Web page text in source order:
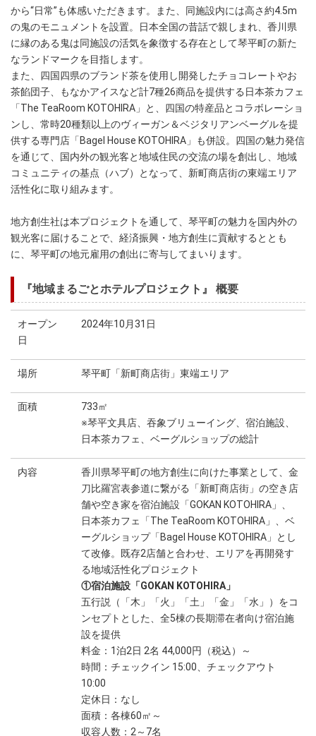
から“日常”も体感いただきます。また、同施設内には高さ約4.5m
の鬼のモニュメントを設置。日本全国の昔話で親しまれ、香川県
に縁のある鬼は同施設の活気を象徴する存在として琴平町の新た
なランドマークを目指します。
また、四国四県のブランド茶を使用し開発したチョコレートやお
茶餡団子、もなかアイスなど計7種26商品を提供する日本茶カフェ
「The TeaRoom KOTOHIRA」と、四国の特産品とコラボレーショ
ンし、常時20種類以上のヴィーガン＆ベジタリアンベーグルを提
供する専門店「Bagel House KOTOHIRA」も併設。四国の魅力発信
を通じて、国内外の観光客と地域住民の交流の場を創出し、地域
コミュニティの基点（ハブ）となって、新町商店街の東端エリア
活性化に取り組みます。
地方創生社は本プロジェクトを通して、琴平町の魅力を国内外の
観光客に届けることで、経済振興・地方創生に貢献するととも
に、琴平町の地元雇用の創出に寄与してまいります。
『地域まるごとホテルプロジェクト』 概要
オープン
日
2024年10月31日
場所 琴平町「新町商店街」東端エリア
面積
733㎡
※琴平文具店、吞象ブリューイング、宿泊施設、
日本茶カフェ、ベーグルショップの総計
内容
香川県琴平町の地方創生に向けた事業として、金
刀比羅宮表参道に繋がる「新町商店街」の空き店
舗や空き家を宿泊施設「GOKAN KOTOHIRA」、
日本茶カフェ「The TeaRoom KOTOHIRA」、ベ
ーグルショップ「Bagel House KOTOHIRA」とし
て改修。既存2店舗と合わせ、エリアを再開発す
る地域活性化プロジェクト
①宿泊施設「GOKAN KOTOHIRA」
五行説（「木」「火」「土」「金」「水」）をコ
ンセプトとした、全5棟の長期滞在者向け宿泊施
設を提供
料金：1泊2日 2名 44,000円（税込）～
時間：チェックイン 15:00、チェックアウト
10:00
定休日：なし
面積：各棟60㎡～
収容人数：2～7名